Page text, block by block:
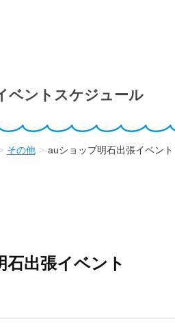
ベントスケジュール
その他 auショップ明石出張イベント
出張イベント